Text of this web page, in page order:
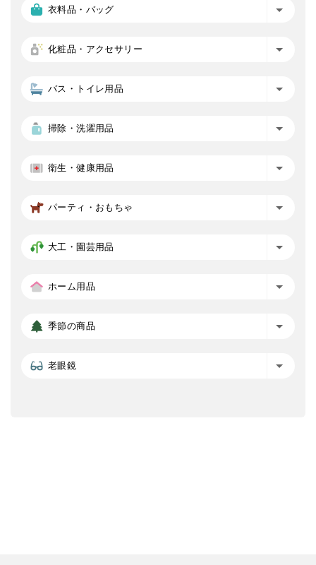
衣料品・バッグ
化粧品・アクセサリー
バス・トイレ用品
掃除・洗濯用品
衛生・健康用品
パーティ・おもちゃ
大工・園芸用品
ホーム用品
季節の商品
老眼鏡